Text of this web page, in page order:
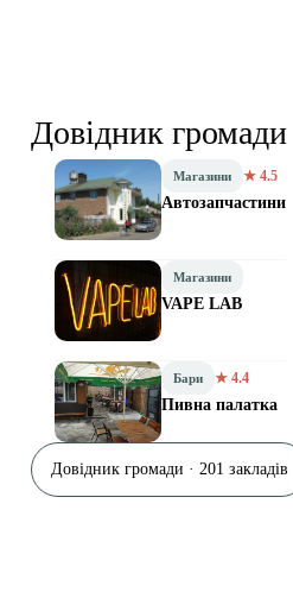
Довідник громади
Магазини ★ 4.5
Автозапчастини
Магазини
VAPE LAB
Бари ★ 4.4
Пивна палатка
Довідник громади · 201 закладів